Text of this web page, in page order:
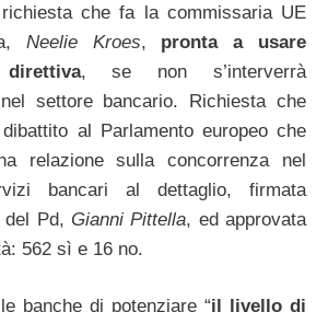
che fa la commissaria UE
Neelie Kroes, pronta a usare
, se non s’interverrà
settore bancario. Richiesta che
al Parlamento europeo che
relazione sulla concorrenza nel
bancari al dettaglio, firmata
del Pd, Gianni Pittella, ed approvata
562 sì e 16 no.
banche di potenziare “il livello di